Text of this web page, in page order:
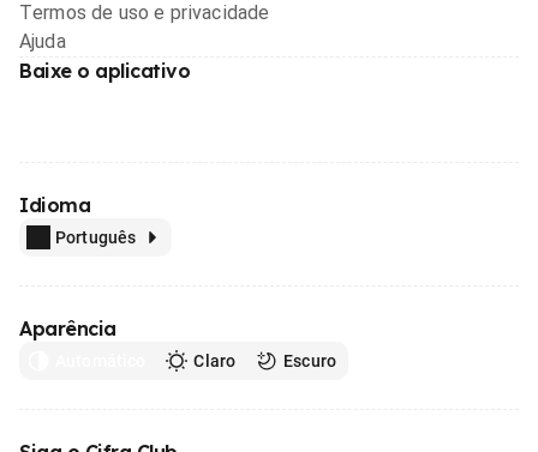
Termos de uso e privacidade
Ajuda
Baixe o aplicativo
Idioma
Português
Aparência
Claro Escuro